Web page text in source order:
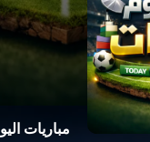
مباريات